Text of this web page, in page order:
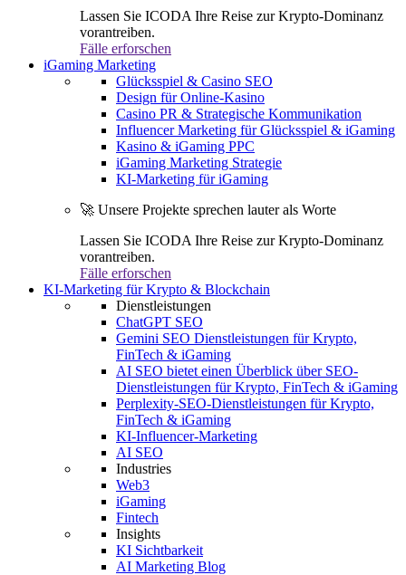
Lassen Sie ICODA Ihre Reise zur Krypto-Dominanz
vorantreiben.
Fälle erforschen
iGaming Marketing
Glücksspiel & Casino SEO
Design für Online-Kasino
Casino PR & Strategische Kommunikation
Influencer Marketing für Glücksspiel & iGaming
Kasino & iGaming PPC
iGaming Marketing Strategie
KI-Marketing für iGaming
🚀 Unsere Projekte sprechen lauter als Worte
Lassen Sie ICODA Ihre Reise zur Krypto-Dominanz
vorantreiben.
Fälle erforschen
KI-Marketing für Krypto & Blockchain
Dienstleistungen
ChatGPT SEO
Gemini SEO Dienstleistungen für Krypto,
FinTech & iGaming
AI SEO bietet einen Überblick über SEO-
Dienstleistungen für Krypto, FinTech & iGaming
Perplexity-SEO-Dienstleistungen für Krypto,
FinTech & iGaming
KI-Influencer-Marketing
AI SEO
Industries
Web3
iGaming
Fintech
Insights
KI Sichtbarkeit
AI Marketing Blog